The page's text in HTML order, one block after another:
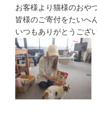
お客様より猫様のおや
皆様のご寄付をたいへ
いつもありがとうござ